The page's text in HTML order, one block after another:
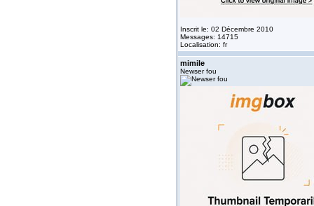
Inscrit le: 02 Décembre 2010
Messages: 14715
Localisation: fr
mimile
Newser fou